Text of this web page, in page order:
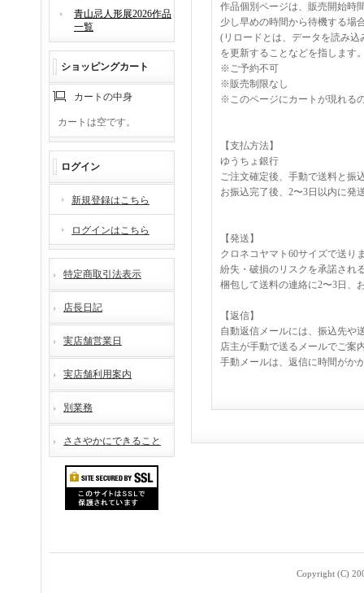
青山忌人形展2026作品
一覧
ショッピングカート
カートの中身
カートは空です。
ログイン
新規登録はこちら
ログインはこちら
特定商取引法表示
店長日記
実店舗営業日
実店舗利用案内
別業務
ささやかにできること
作品個別ページは、販売開始時
少し早めの時間から待機する場
(リロードとは、データを読み込
を更新することなどを指します
※ご予約不可
※販売制限なし
※このページにカートが現れる
【支払方法】
ゆうちょ銀行
ご注文確定後、手動で送料と振
お振込完了後、2〜3日以内に発
【発送】
クロネコヤマト60サイズで送り
紛失・破損のリスクを承諾され
梱包して送料の連絡に2〜3日、
【返信】
自動返信メールには、振込先や
店主が手動で送るメールでご案
手動メールは、返信に時間がか
Copyright (C)